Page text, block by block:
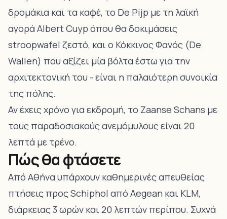
δρομάκια και τα καφέ, το De Pijp με τη λαϊκή
αγορά Albert Cuyp όπου θα δοκιμάσεις
stroopwafel ζεστό, και ο Κόκκινος Φανός (De
Wallen) που αξίζει μία βόλτα έστω για την
αρχιτεκτονική του - είναι η παλαιότερη συνοικία
της πόλης.
Αν έχεις χρόνο για εκδρομή, το Zaanse Schans με
τους παραδοσιακούς ανεμόμυλους είναι 20
λεπτά με τρένο.
Πώς θα φτάσετε
Από Αθήνα υπάρχουν καθημερινές απευθείας
πτήσεις προς Schiphol από Aegean και KLM,
διάρκειας 3 ωρών και 20 λεπτών περίπου. Συχνά